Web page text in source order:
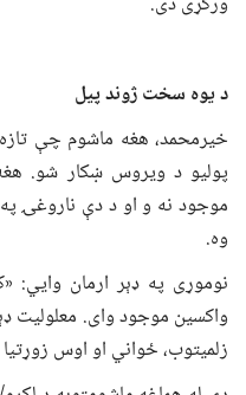
د یوه سخت ژوند پیل
خیرمحمد، هغه ماشوم چې
پولیو د ویروس ښکار شو.
موجود نه و او د دې ناروغۍ
وه.
نوموړی په ډېر ارمان
واکسین موجود وای.
زلمیتوب، ځواني او اوس